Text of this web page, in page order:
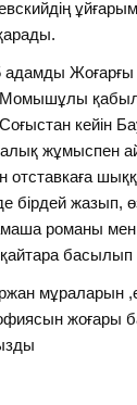
Жоғарғы
Соғыстан
отставкаға
бірдей жазып,
романы
мұраларын
жоғары